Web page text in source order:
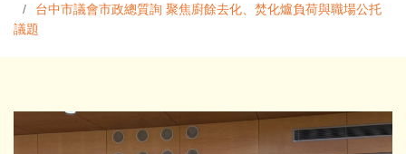
台中市議會市政總質詢 聚焦廚餘去化、焚化爐負荷與職場公托
議題